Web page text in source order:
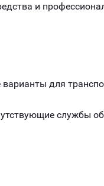
и
для
службы